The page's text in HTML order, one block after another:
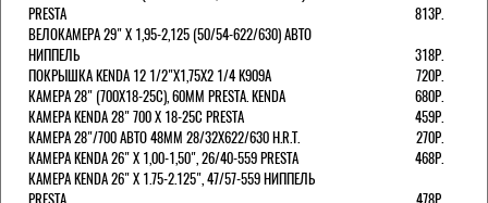
PRESTA
813Р.
ВЕЛОКАМЕРА 29" X 1,95-2,125 (50/54-622/630) АВТО
НИППЕЛЬ
318Р.
ПОКРЫШКА KENDA 12 1/2"Х1,75X2 1/4 K909A
720Р.
КАМЕРА 28" (700Х18-25С), 60ММ PRESTA. KENDA
680Р.
КАМЕРА KENDA 28" 700 Х 18-25С PRESTA
459Р.
КАМЕРА 28"/700 АВТО 48ММ 28/32Х622/630 H.R.T.
270Р.
КАМЕРА KENDA 26" Х 1,00-1,50", 26/40-559 PRESTA
468Р.
КАМЕРА KENDA 26" Х 1.75-2.125", 47/57-559 НИППЕЛЬ
PRESTA
478Р.